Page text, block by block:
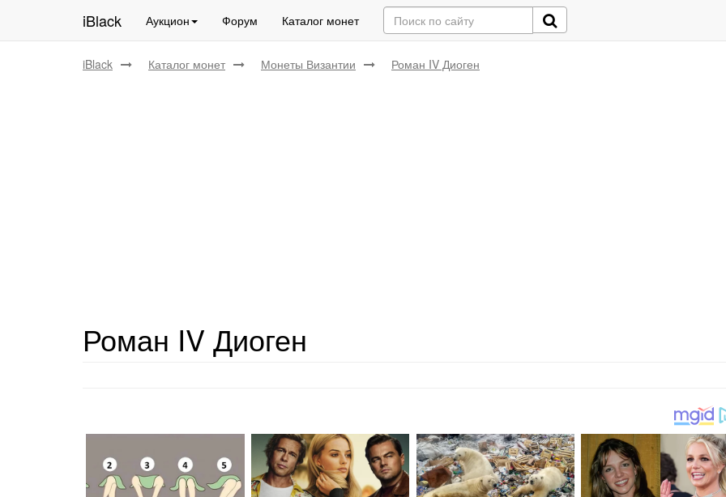
iBlack Аукцион Форум Каталог монет
iBlack Каталог монет Монеты Византии Роман IV Диоген
Роман IV Диоген